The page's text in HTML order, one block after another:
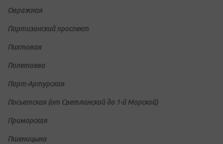
Овражная
Партизанский проспект
Пихтовая
Полетаева
Порт-Артурская
Посьетская (от Светланской до 1-й Морской)
Приморская
Пшеницына